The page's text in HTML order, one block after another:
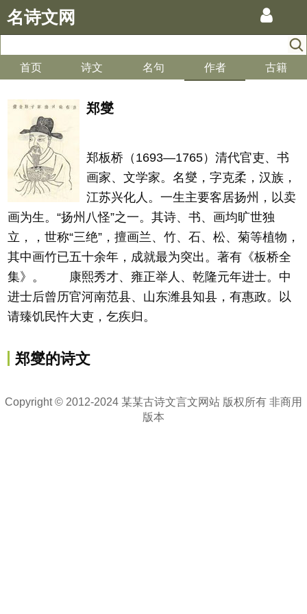
名诗文网
首页 诗文 名句 作者 古籍
郑燮
郑板桥（1693—1765）清代官吏、书
画家、文学家。名燮，字克柔，汉族，
江苏兴化人。一生主要客居扬州，以卖
画为生。“扬州八怪”之一。其诗、书、画均旷世独
立，，世称“三绝”，擅画兰、竹、石、松、菊等植物，
其中画竹已五十余年，成就最为突出。著有《板桥全
集》。 康熙秀才、雍正举人、乾隆元年进士。中
进士后曾历官河南范县、山东潍县知县，有惠政。以
请臻饥民忤大吏，乞疾归。
郑燮的诗文
Copyright © 2012-2024 某某古诗文言文网站 版权所有 非商用
版本